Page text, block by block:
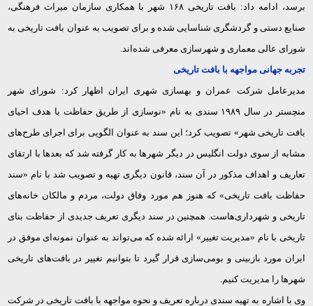
برسد، ادامه داد: بافت تاریخی ۱۶۸ شهر با همکاری سازمان میراث فرهنگی،
صنایع دستی و گردشگری شناسایی شده و برای تصویب به عنوان بافت تاریخی به
شورای عالی معماری و شهرسازی معرفی شده‌اند.
تجربه جهانی مواجهه با بافت تاریخی
مدیرعامل شرکت عمران و بهسازی شهری ایران اظهار کرد: شورای شهر
منچستر در سال ۱۹۸۹ سندی به نام «نوسازی از طریق حفاظت با هدف احیای
بافت تاریخی شهر»تصویب کرد ؛ این سند به عنوان الگویی برای اجرای طرح‌های
مشابه از سوی دولت انگلیس در دیگر شهرها به کار گرفته شد که بعدها با ارتقای
تعاریف و اهداف مذکور در آن سند، قانون دیگری تهیه و تصویب شد با نام «سند
حفاظت بافت تاریخی» که هنوز هم مورد وفاق دولت، مردم و مالکان خانه‌های
تاریخی و شهرداری‌هاست. همچنین در سند دیگری تعریف جدیدی از حفاظت بنای
تاریخی با نام «مدیریت تغییر» ارائه شده که می‌تواند به عنوان نمونه‌ای موفق در
ایران مورد بازبینی و بومی‌سازی قرار گیرد تا بتوانیم تغییر در بافت‌های تاریخی
شهرها را مدیریت کنیم.
وی با اشاره به تهیه سندی درباره تعریف و نحوه مواجهه با بافت تاریخی در شرکت